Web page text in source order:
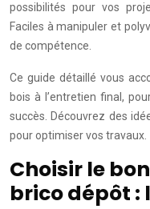
possibilités pour vos
Faciles à manipuler et
de compétence.
Ce guide détaillé vous
bois à l’entretien final,
succès. Découvrez des
pour optimiser vos travaux.
Choisir le
brico dépôt :